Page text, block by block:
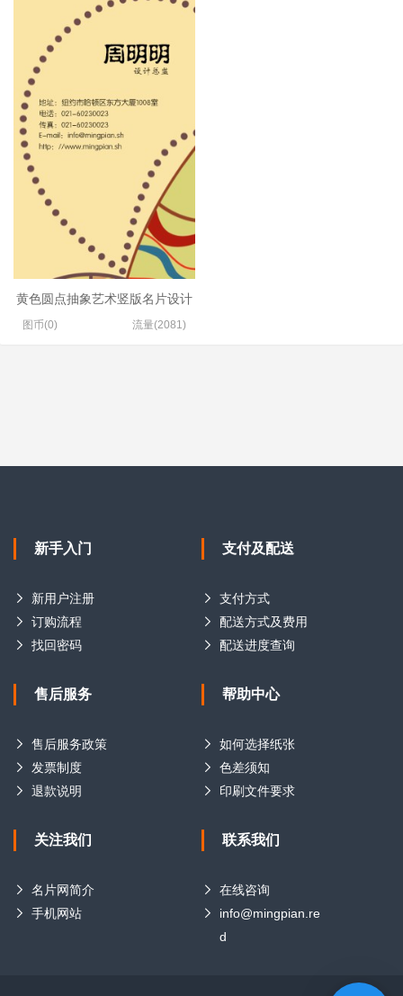
黄色圆点抽象艺术竖版名片设计
图币(0) 流量(2081)
新手入门
新用户注册
订购流程
找回密码
支付及配送
支付方式
配送方式及费用
配送进度查询
售后服务
售后服务政策
发票制度
退款说明
帮助中心
如何选择纸张
色差须知
印刷文件要求
关注我们
名片网简介
手机网站
联系我们
在线咨询
info@mingpian.re
d